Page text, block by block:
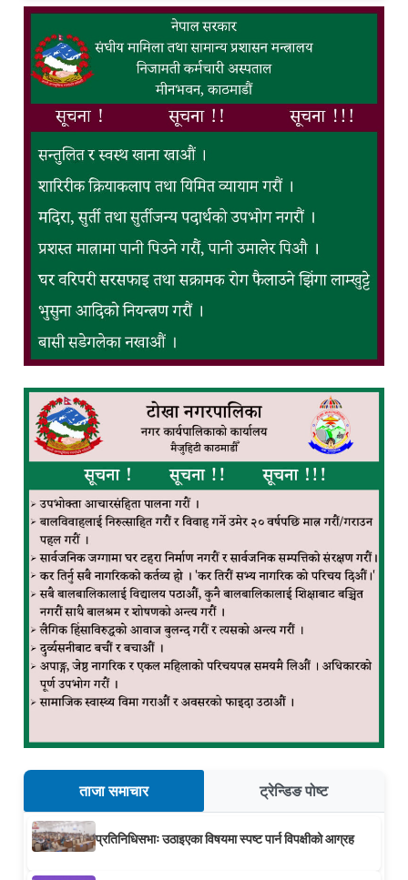
ताजा समाचार ट्रेन्डिङ पोष्ट
प्रतिनिधिसभाः उठाइएका विषयमा स्पष्ट पार्न विपक्षीको आग्रह